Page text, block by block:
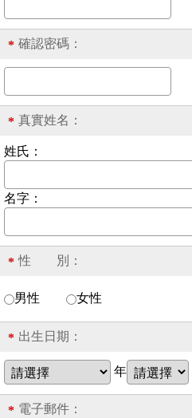
* 確認密碼：
* 真實姓名：
姓氏：
名字：
* 性 別：
男性 女性
* 出生日期：
年
* 電子郵件：